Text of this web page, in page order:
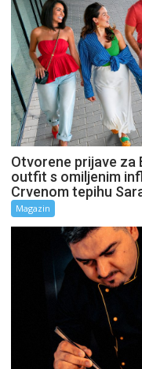
Otvorene prijave za
outfit s omiljenim
Crvenom tepihu
Magazin